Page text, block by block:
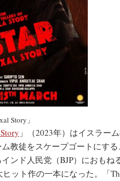
Story」
」（2023年）はイスラー
教徒をスケープゴートにす
ンド人民党（BJP）におもね
ット作の一本になった。「